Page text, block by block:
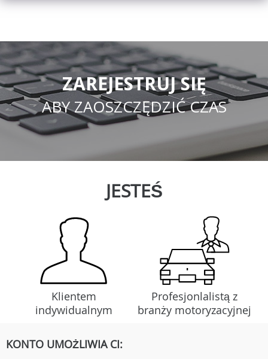
ZAREJESTRUJ SIĘ
ABY ZAOSZCZĘDZIĆ CZAS
JESTEŚ
Klientem
indywidualnym
Profesjonlalistą z
branży motoryzacyjnej
KONTO UMOŻLIWIA CI: